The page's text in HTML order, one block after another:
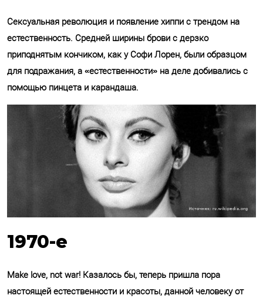
Сексуальная революция и появление хиппи с трендом на
естественность. Средней ширины брови с дерзко
приподнятым кончиком, как у Софи Лорен, были образцом
для подражания, а «естественности» на деле добивались с
помощью пинцета и карандаша.
1970-е
Make love, not war! Казалось бы, теперь пришла пора
настоящей естественности и красоты, данной человеку от